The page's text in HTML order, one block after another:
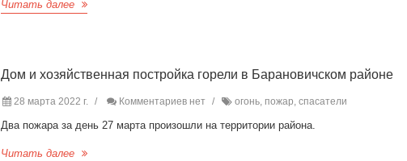
Читать далее
Дом и хозяйственная постройка горели в Барановичском районе
28 марта 2022 г. Комментариев нет огонь, пожар, спасатели
Два пожара за день 27 марта произошли на территории района.
Читать далее